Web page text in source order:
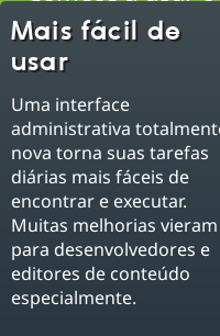
Mais fácil de
usar
Uma interface
administrativa
nova torna suas tarefas
diárias mais fáceis de
encontrar e executar.
Muitas melhorias vieram
para desenvolvedores e
editores de conteúdo
especialmente.